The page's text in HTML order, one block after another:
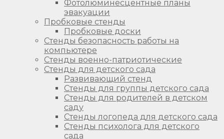
Фотолюминесцентные планы
эвакуации
Пробковые стенды
Пробковые доски
Стенды безопасность работы на
компьютере
Стенды военно-патриотические
Стенды для детского сада
Развивающий стенд
Стенды для группы детского сада
Стенды для родителей в детском
саду
Стенды логопеда для детского сада
Стенды психолога для детского
сада